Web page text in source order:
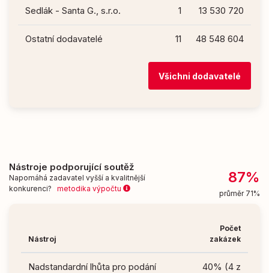
Sedlák - Santa G., s.r.o. 1 13 530 720
Ostatní dodavatelé 11 48 548 604
Všichni dodavatelé
Nástroje podporující soutěž
Napomáhá zadavatel vyšší a kvalitnější
konkurenci? metodika výpočtu
87%
průměr 71%
Nástroj
Počet
zakázek
Nadstandardní lhůta pro podání
40% (4 z